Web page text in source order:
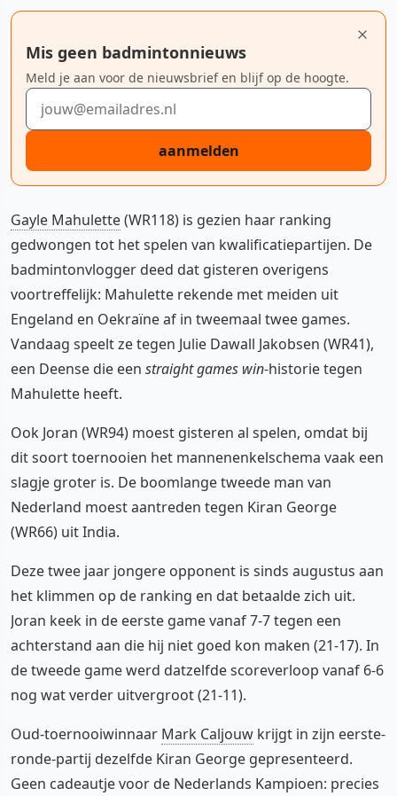
Mis geen badmintonnieuws
Meld je aan voor de nieuwsbrief en blijf op de hoogte.
E-mailadres
aanmelden
Gayle Mahulette(WR118) is gezien haar ranking
gedwongen tot het spelen van kwalificatiepartijen. De
badmintonvlogger deed dat gisteren overigens
voortreffelijk: Mahulette rekende met meiden uit
Engeland en Oekraïne af in tweemaal twee games.
Vandaag speelt ze tegen Julie Dawall Jakobsen (WR41),
een Deense die een straight games win-historie tegen
Mahulette heeft.
Ook Joran (WR94) moest gisteren al spelen, omdat bij
dit soort toernooien het mannenenkelschema vaak een
slagje groter is. De boomlange tweede man van
Nederland moest aantreden tegen Kiran George
(WR66) uit India.
Deze twee jaar jongere opponent is sinds augustus aan
het klimmen op de ranking en dat betaalde zich uit.
Joran keek in de eerste game vanaf 7-7 tegen een
achterstand aan die hij niet goed kon maken (21-17). In
de tweede game werd datzelfde scoreverloop vanaf 6-6
nog wat verder uitvergroot (21-11).
Oud-toernooiwinnaar Mark Caljouw krijgt in zijn eerste-
ronde-partij dezelfde Kiran George gepresenteerd.
Geen cadeautje voor de Nederlands Kampioen: precies